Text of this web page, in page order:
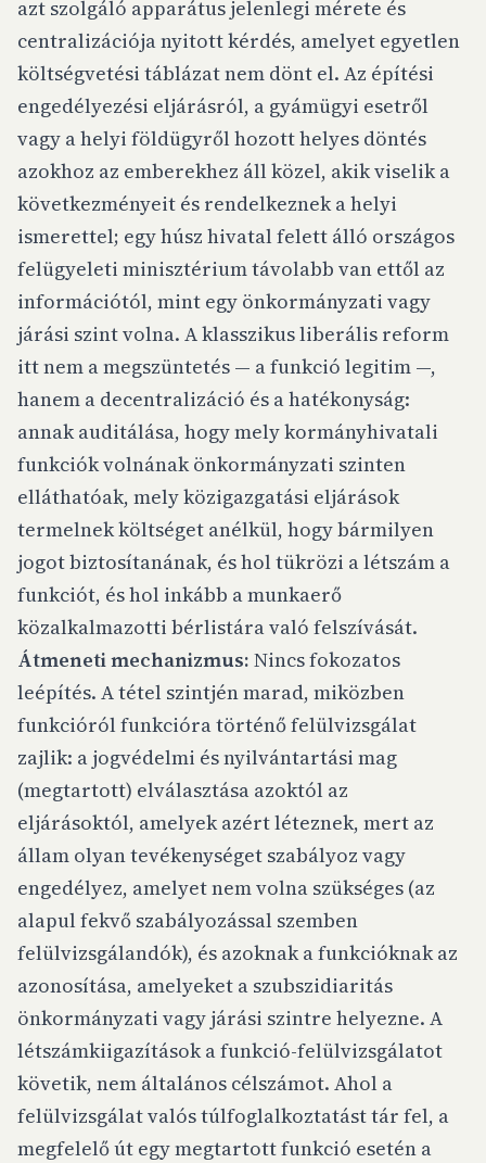
azt szolgáló apparátus jelenlegi mérete és
centralizációjanyitott kérdés, amelyet egyetlen
költségvetési táblázat nem dönt el. Az építési
engedélyezési eljárásról, a gyámügyi esetről
vagy a helyi földügyről hozott helyes döntés
azokhoz az emberekhez áll közel, akik viselik a
következményeit és rendelkeznek a helyi
ismerettel; egy húsz hivatal felett álló országos
felügyeleti minisztérium távolabb van ettől az
információtól, mint egy önkormányzati vagy
járási szint volna. A klasszikus liberális reform
itt nem a megszüntetés — a funkció legitim —,
hanem a decentralizáció és a hatékonyság:
annak auditálása, hogy mely kormányhivatali
funkciók volnának önkormányzati szinten
elláthatóak, mely közigazgatási eljárások
termelnek költséget anélkül, hogy bármilyen
jogot biztosítanának, és hol tükrözi a létszám a
funkciót, és hol inkább a munkaerő
közalkalmazotti bérlistára való felszívását.
Átmeneti mechanizmus: Nincs fokozatos
leépítés. A tétel szintjén marad, miközben
funkcióról funkcióra történő felülvizsgálat
zajlik: a jogvédelmi és nyilvántartási mag
(megtartott) elválasztása azoktól az
eljárásoktól, amelyek azért léteznek, mert az
állam olyan tevékenységet szabályoz vagy
engedélyez, amelyet nem volna szükséges (az
alapul fekvő szabályozással szemben
felülvizsgálandók), és azoknak a funkcióknak az
azonosítása, amelyeket a szubszidiaritás
önkormányzati vagy járási szintre helyezne. A
létszámkiigazítások a funkció-felülvizsgálatot
követik, nem általános célszámot. Ahol a
felülvizsgálat valós túlfoglalkoztatást tár fel, a
megfelelő út egy megtartott funkció esetén a